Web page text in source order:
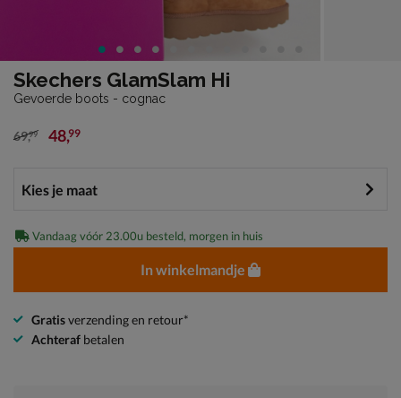
Skechers GlamSlam Hi
Gevoerde boots - cognac
van € 69,99 voor € 48,99
69,99 48,99
Vandaag vóór 23.00u besteld, morgen in huis
In winkelmandje
Gratisverzending en retour*
Achteraf betalen